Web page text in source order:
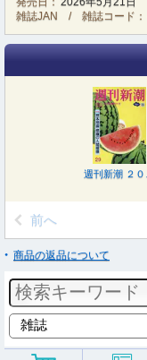
雑誌JAN / 雑誌コード：
前へ
商品の返品について